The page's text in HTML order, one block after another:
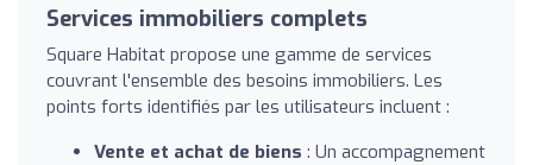
Services immobiliers complets
Square Habitat propose une gamme de services
couvrant l'ensemble des besoins immobiliers. Les
points forts identifiés par les utilisateurs incluent :
Vente et achat de biens : Un accompagnement